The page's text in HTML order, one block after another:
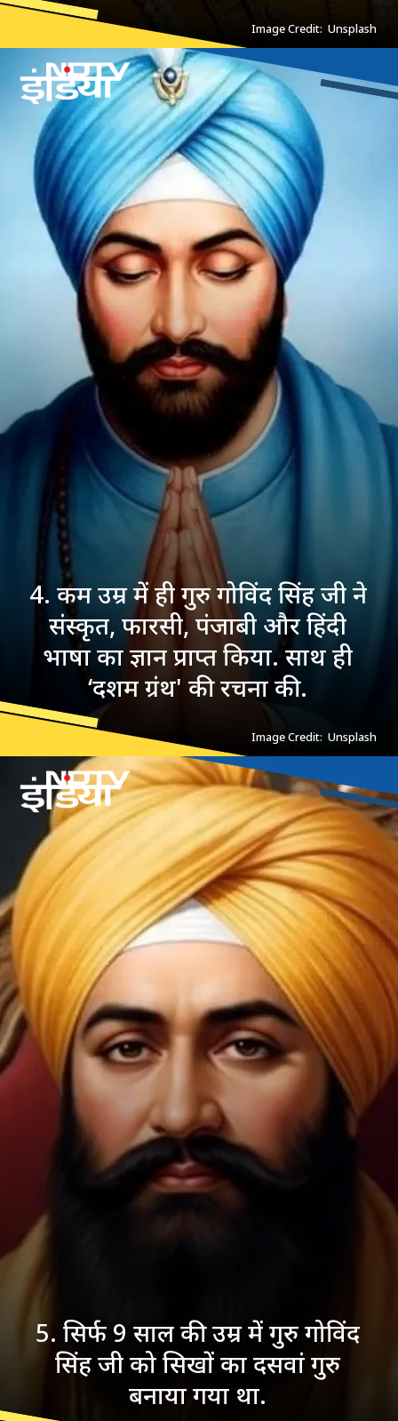
Image Credit: Unsplash
4. कम उम्र में ही गुरु गोविंद सिंह जी ने
संस्कृत, फारसी, पंजाबी और हिंदी
भाषा का ज्ञान प्राप्त किया. साथ ही
‘दशम ग्रंथ' की रचना की.
Image Credit: Unsplash
5. सिर्फ 9 साल की उम्र में गुरु गोविंद
सिंह जी को सिखों का दसवां गुरु
बनाया गया था.